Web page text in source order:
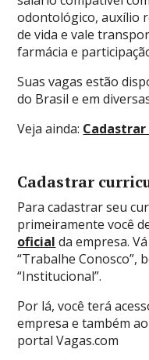
odontológico, auxílio
de vida e vale
farmácia e
Suas vagas estão
do Brasil e em
Veja ainda:
Cadastrar
Para cadastrar seu
primeiramente você
oficial da empresa.
“Trabalhe Conosco”,
“Institucional”.
Por lá, você terá
empresa e também
portal Vagas.com